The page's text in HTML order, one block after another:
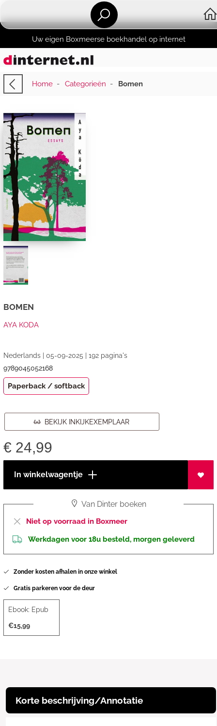
Uw eigen Boxmeerse boekhandel op internet
Home- Categorieën - Bomen
BOMEN
AYA KODA
Nederlands | 05-09-2025 | 192 pagina's
9789045052168
Paperback / softback
BEKIJK INKIJKEXEMPLAAR
€ 24,99
In winkelwagentje
Van Dinter boeken
Niet op voorraad in Boxmeer
Werkdagen voor 18u besteld, morgen geleverd
Zonder kosten afhalen in onze winkel
Gratis parkeren voor de deur
Ebook: Epub
€15,99
Korte beschrijving/Annotatie